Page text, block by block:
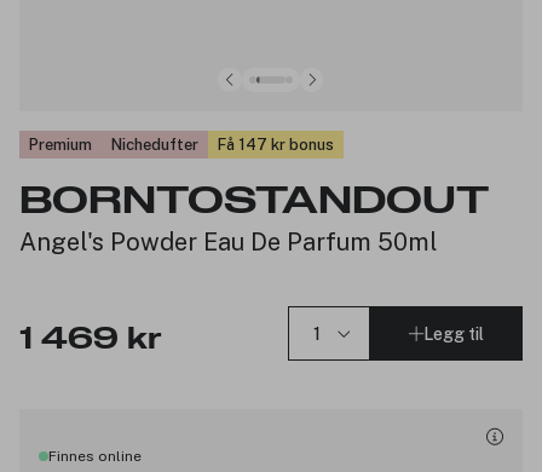
Premium Nichedufter Få 147 kr bonus
BORNTOSTANDOUT
Angel's Powder Eau De Parfum 50ml
1 469 kr Legg til
Finnes online